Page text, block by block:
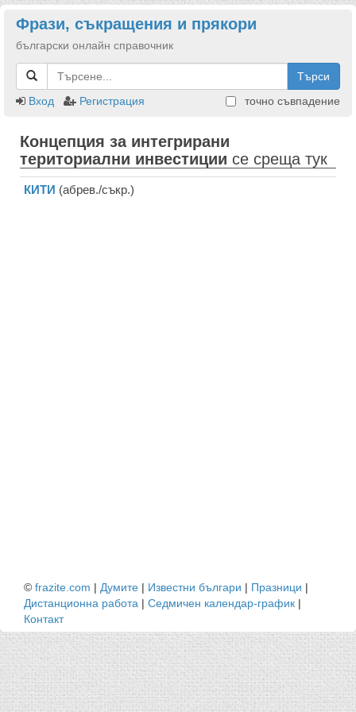
Фрази, съкращения и прякори
български онлайн справочник
Търси
Вход
Регистрация точно съвпадение
Концепция за интегрирани
териториални инвестиции се среща тук
КИТИ (абрев./съкр.)
© frazite.com | Думите | Известни българи | Празници |
Дистанционна работа | Седмичен календар-график |
Контакт